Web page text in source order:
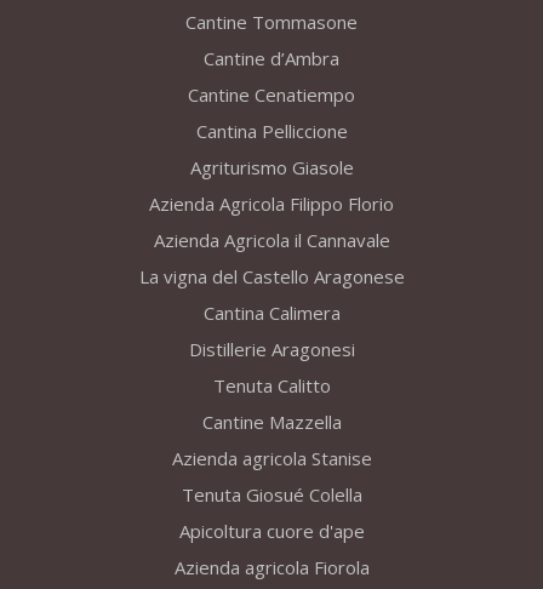
Cantine Tommasone
Cantine d’Ambra
Cantine Cenatiempo
Cantina Pelliccione
Agriturismo Giasole
Azienda Agricola Filippo Florio
Azienda Agricola il Cannavale
La vigna del Castello Aragonese
Cantina Calimera
Distillerie Aragonesi
Tenuta Calitto
Cantine Mazzella
Azienda agricola Stanise
Tenuta Giosué Colella
Apicoltura cuore d'ape
Azienda agricola Fiorola